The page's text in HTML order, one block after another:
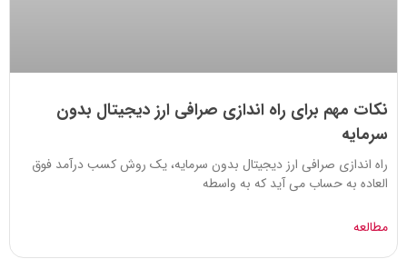
نکات مهم برای راه اندازی صرافی ارز دیجیتال بدون
سرمایه
راه اندازی صرافی ارز دیجیتال بدون سرمایه، یک روش کسب درآمد فوق
العاده به حساب می آید که به واسطه
مطالعه